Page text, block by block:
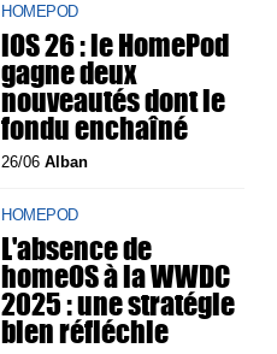
HOMEPOD
iOS 26 : le HomePod
gagne deux
nouveautés dont le
fondu enchaîné
26/06Alban
HOMEPOD
L'absence de
homeOS à la WWDC
2025 : une stratégie
bien réfléchie